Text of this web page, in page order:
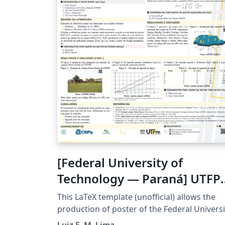
Documentação - Trabalhos Acadêmicos -
Apresentação NBR 15287/2025 - Informação
Documentação - Projeto de Pesquisa -
Apresentação Também podem ser
selecionadas todas as opções de licenças
Creative Commons.
[Federal University of
Technology — Paraná]
Poster
This LaTeX template (unofficial) allows the
production of poster of the Federal
of Technology — Paraná (UTFPR). It was